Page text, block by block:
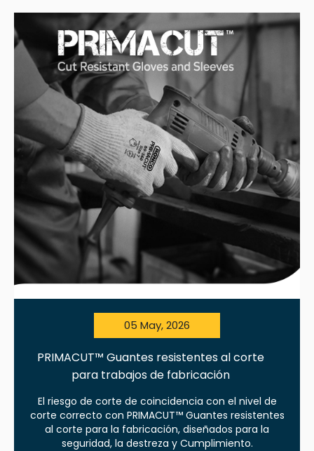
05 May, 2026
PRIMACUT™ Guantes resistentes al corte
para trabajos de fabricación
El riesgo de corte de coincidencia con el nivel de
corte correcto con PRIMACUT™ Guantes resistentes
al corte para la fabricación, diseñados para la
seguridad, la destreza y Cumplimiento.